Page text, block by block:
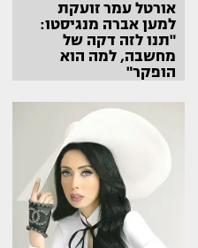
אורטל עמר זועקת
למען אברה מנגיסטו:
"תנו לזה דקה של
מחשבה, למה הוא
הופקר"